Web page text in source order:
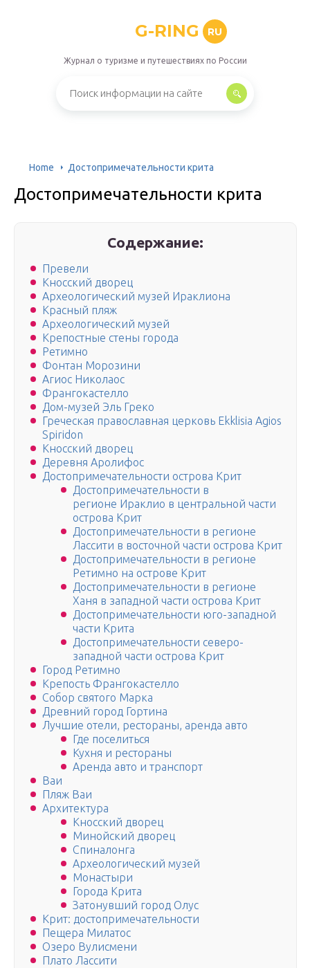
G-RING RU
Журнал о туризме и путешествиях по России
Home Достопримечательности крита
Достопримечательности крита
Содержание:
Превели
Кносский дворец
Археологический музей Ираклиона
Красный пляж
Археологический музей
Крепостные стены города
Ретимно
Фонтан Морозини
Агиос Николаос
Франгокастелло
Дом-музей Эль Греко
Греческая православная церковь Ekklisia Agios
Spiridon
Кносский дворец
Деревня Аролифос
Достопримечательности острова Крит
Достопримечательности в
регионе Ираклио в центральной части
острова Крит
Достопримечательности в регионе
Лассити в восточной части острова Крит
Достопримечательности в регионе
Ретимно на острове Крит
Достопримечательности в регионе
Ханя в западной части острова Крит
Достопримечательности юго-западной
части Крита
Достопримечательности северо-
западной части острова Крит
Город Ретимно
Крепость Франгокастелло
Собор святого Марка
Древний город Гортина
Лучшие отели, рестораны, аренда авто
Где поселиться
Кухня и рестораны
Аренда авто и транспорт
Ваи
Пляж Ваи
Архитектура
Кносский дворец
Минойский дворец
Спиналонга
Археологический музей
Монастыри
Города Крита
Затонувший город Олус
Крит: достопримечательности
Пещера Милатос
Озеро Вулисмени
Плато Лассити